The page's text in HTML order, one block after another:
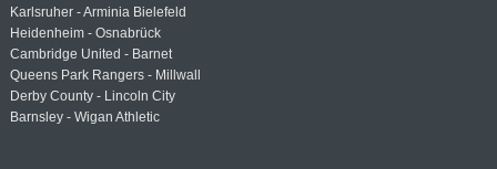
Karlsruher - Arminia Bielefeld
Heidenheim - Osnabrück
Cambridge United - Barnet
Queens Park Rangers - Millwall
Derby County - Lincoln City
Barnsley - Wigan Athletic